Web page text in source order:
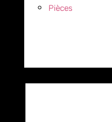
Pièces